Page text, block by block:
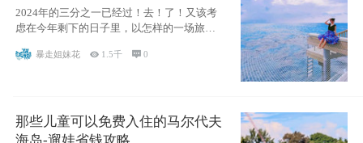
2024年的三分之一已经过！去！了！又该考
虑在今年剩下的日子里，以怎样的一场旅行
暴走姐妹花  1.5千 0
那些儿童可以免费入住的马尔代夫